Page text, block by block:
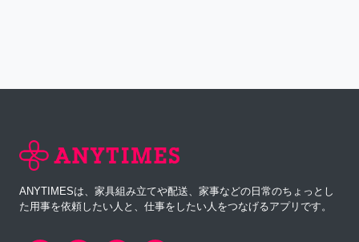
ANYTIMESは、家具組み立てや配送、家事などの日常のちょっとし
た用事を依頼したい人と、仕事をしたい人をつなげるアプリです。